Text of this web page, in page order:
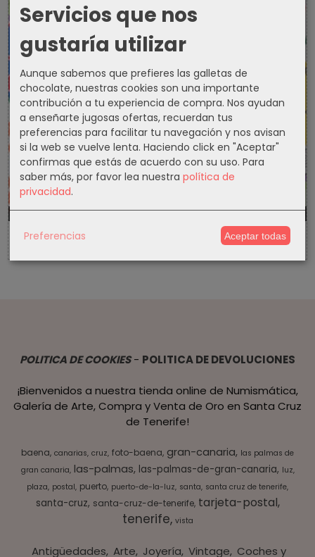
1301d 17h 25m 29s
POLITICA DE COOKIES- POLITICA DE DEVOLUCIONES
¡Bienvenidos a nuestra tienda online de Numismática,
Galería de Arte, Compra y Venta de Oro en Santa Cruz
de Tenerife!
baena canarias cruz foto-baena gran-canaria las palmas de
gran canaria las-palmas las-palmas-de-gran-canaria luz
plaza postal puerto puerto-de-la-luz santa santa cruz de tenerife
santa-cruz santa-cruz-de-tenerife tarjeta-postal
tenerife vista
Antigüedades Arte Joyería Vintage Coches y
Servicios que nos
gustaría utilizar
Aunque sabemos que prefieres las galletas de
chocolate, nuestras cookies son una importante
contribución a tu experiencia de compra. Nos ayudan
a enseñarte jugosas ofertas, recuerdan tus
preferencias para facilitar tu navegación y nos avisan
si la web se vuelve lenta. Haciendo click en "Aceptar"
confirmas que estás de acuerdo con su uso. Para
saber más, por favor lea nuestra política de
privacidad.
Preferencias Aceptar todas